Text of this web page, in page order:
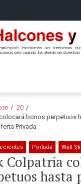
y
20
bonos perpetuos
Privada
Portada Wall
Colpatria
hasta